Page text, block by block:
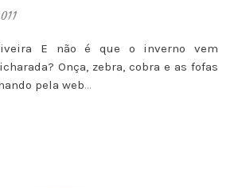
E não é que o inverno vem
Onça, zebra, cobra e as fofas
pela web…